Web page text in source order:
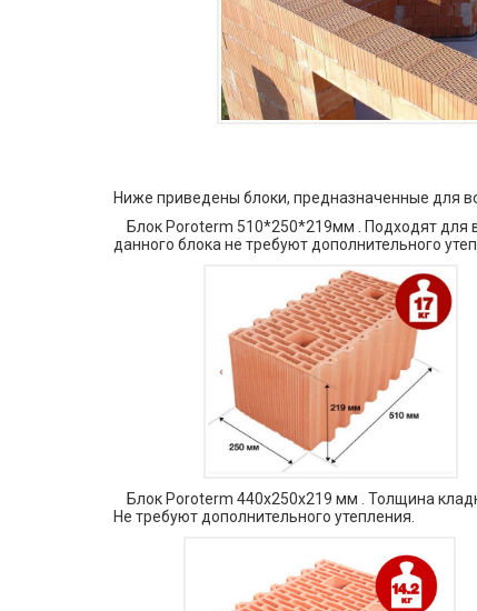
Ниже приведены блоки, предназначенные для
Блок Poroterm 510*250*219мм . Подходят для
данного блока не требуют дополнительного
Блок Poroterm 440х250х219 мм . Толщина
Не требуют дополнительного утепления.